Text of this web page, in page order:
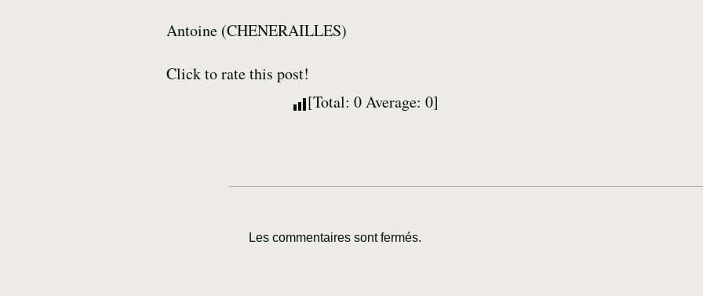
Antoine (CHENERAILLES)
Click to rate this post!
[Total: 0Average: 0]
Les commentaires sont fermés.